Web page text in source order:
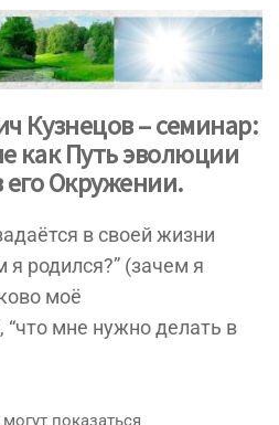
Кузнецов – семинар:
как Путь эволюции
его Окружении.
в своей жизни
я родился?” (зачем я
моё
“что мне нужно делать в
показаться